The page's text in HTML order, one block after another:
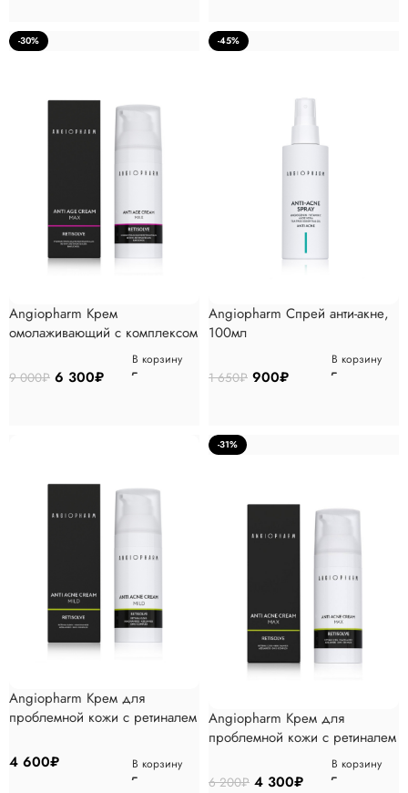
-30%
Angiopharm Крем
омолаживающий с комплексом
ретиноидов MAX, 50мл
9 000₽ 6 300₽
В корзину
-45%
Angiopharm Спрей анти-акне,
100мл
1 650₽ 900₽
В корзину
Angiopharm Крем для
проблемной кожи с ретиналем
4 600₽ В корзину
-31%
Angiopharm Крем для
проблемной кожи с ретиналем
6 200₽ 4 300₽
В корзину